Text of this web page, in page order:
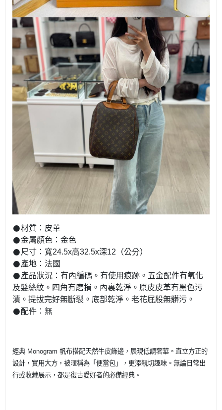
𒊹︎材質：皮革
𒊹︎金屬顏色：金色
𒊹︎尺寸：寬24.5x高32.5x深12（公分）
𒊹︎產地：法國
𒊹︎產品狀況：有內編碼。有使用痕跡。五金配件有氧化
及髮絲紋。四角有磨損。內裏乾淨。原皮皮革有黑色污
漬。提拔完好無斷裂。底部乾淨。老花屁股無髒污。
𒊹︎配件：無
經典 Monogram 帆布搭配天然牛皮飾邊，展現低調奢華。直立方正的
設計，實用大方，被暱稱為「便當包」，更添親切趣味。無論日常出
行或收藏展示，都是復古愛好者的必備經典。